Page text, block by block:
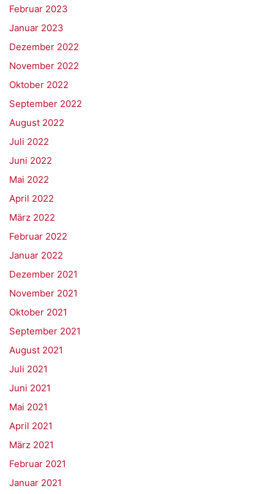
Februar 2023
Januar 2023
Dezember 2022
November 2022
Oktober 2022
September 2022
August 2022
Juli 2022
Juni 2022
Mai 2022
April 2022
März 2022
Februar 2022
Januar 2022
Dezember 2021
November 2021
Oktober 2021
September 2021
August 2021
Juli 2021
Juni 2021
Mai 2021
April 2021
März 2021
Februar 2021
Januar 2021